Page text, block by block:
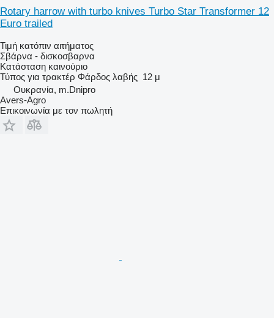
Rotary harrow with turbo knives Turbo Star Transformer 12
Euro trailed
Τιμή κατόπιν αιτήματος
Σβάρνα - δισκοσβαρνα
Κατάσταση καινούριο
Τύπος για τρακτέρ Φάρδος λαβής 12 μ
Ουκρανία, m.Dnipro
Avers-Agro
Επικοινωνία με τον πωλητή